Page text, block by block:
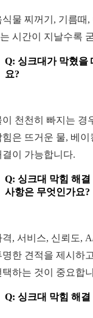
물 찌꺼기, 기름때
시간이 지날수록
Q: 싱크대가 막혔을
요?
천천히 빠지는 경
힘은 뜨거운 물, 베
결이 가능합니다.
Q: 싱크대 막힘 해
사항은 무엇인가요?
, 서비스, 신뢰도,
명한 견적을 제시하
택하는 것이 중요합
Q: 싱크대 막힘 해